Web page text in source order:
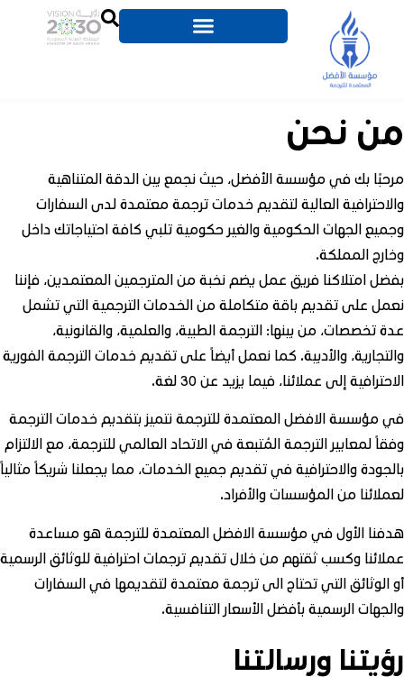
من نحن
مرحبًا بك في مؤسسة الأفضل، حيث نجمع بين الدقة المتناهية
والاحترافية العالية لتقديم خدمات ترجمة معتمدة لدى السفارات
وجميع الجهات الحكومية والغير حكومية تلبي كافة احتياجاتك داخل
وخارج المملكة.
بفضل امتلاكنا فريق عمل يضم نخبة من المترجمين المعتمدين، فإننا
نعمل على تقديم باقة متكاملة من الخدمات الترجمية التي تشمل
عدة تخصصات، من بينها: الترجمة الطبية، والعلمية، والقانونية،
والتجارية، والأدبية. كما نعمل أيضاً على تقديم خدمات الترجمة الفورية
الاحترافية إلى عملائنا، فيما يزيد عن 30 لغة.
في مؤسسة الافضل المعتمدة للترجمة نتميز بتقديم خدمات الترجمة
وفقاً لمعايير الترجمة المُتبعة في الاتحاد العالمي للترجمة، مع الالتزام
بالجودة والاحترافية في تقديم جميع الخدمات، مما يجعلنا شريكاً مثالياً
لعملائنا من المؤسسات والأفراد.
هدفنا الأول في مؤسسة الافضل المعتمدة للترجمة هو مساعدة
عملائنا وكسب ثقتهم من خلال تقديم ترجمات احترافية للوثائق الرسمية
أو الوثائق التي تحتاج الى ترجمة معتمدة لتقديمها في السفارات
والجهات الرسمية بأفضل الأسعار التنافسية.
رؤيتنا ورسالتنا